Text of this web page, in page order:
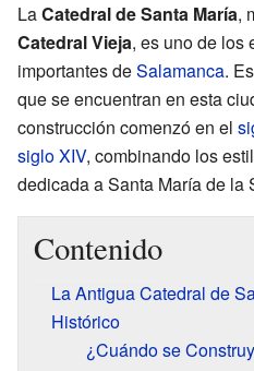
LaCatedral de Santa María,
Catedral Vieja, es uno de los
importantes deSalamanca.
que se encuentran en esta
construcción comenzó en el
siglo XIV, combinando los
dedicada a Santa María de la
Contenido
La Antigua Catedral de
Histórico
¿Cuándo se